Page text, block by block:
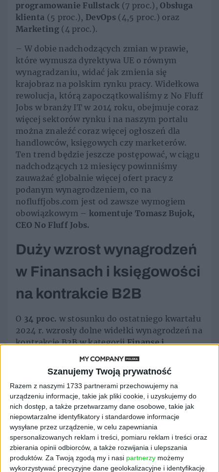
Szanujemy Twoją prywatność
Razem z naszymi 1733 partnerami przechowujemy na
urządzeniu informacje, takie jak pliki cookie, i uzyskujemy do
nich dostęp, a także przetwarzamy dane osobowe, takie jak
niepowtarzalne identyfikatory i standardowe informacje
wysyłane przez urządzenie, w celu zapewniania
spersonalizowanych reklam i treści, pomiaru reklam i treści oraz
zbierania opinii odbiorców, a także rozwijania i ulepszania
produktów. Za Twoją zgodą my i nasi partnerzy możemy
wykorzystywać precyzyjne dane geolokalizacyjne i identyfikację
programowanie Fullstack (7 proc.),Obsługa
klienta (5 proc.), DevOps (4,5 proc.) oraz
Marketing (4 proc.).
– W dobie nadchodzących zmian w prawie,
które wymusza dyrektywa UE o równym
wynagradzaniu, widać jak zmienia się
krajobraz na polskim rynku pracy. Widełkowa
rewolucja, którą zapoczątkowaliśmy z No Fluff
Jobs w branży IT w 2014 roku, obejmuje coraz
więcej sektorów rynku i na naszym portalu
można znaleźć coraz więcej ogłoszeń dla
handlowców, księgowych czy marketerów.
Ten trend będzie jeszcze postępować, w ciągu
nadchodzących 12 miesięcy powinniśmy
zauważać globalnie więcej ofert pracy z
podanym wynagrodzeniem, co na
nofluffjobs.com jest od zawsze wymogiem
obowiązkowym – komentuje Tomasz Bujok,
CEO No Fluff Jobs.
Duży wzrost wynagrodzeń
w Finansach i księgowości
na kontrakcie B2B
O 34 proc. w stosunku do ostatniego kwartału
2024 r. wzrosły dolne widełki wynagrodzeń na
kontrakcie B2B w kategoriiFinanse i
. W górnych widełkach
wynagrodzeń na kontrakcie B2B w tej
kategorii odnotowano wzrost o 8 proc.
Natomiast w przypadku zatrudnienia na
podstawie umowy o pracę wynagrodzenia
wyraźnie spadły – o 11 proc. w dolnych
widełkach i 8 proc. w górnych widełkach.
Zmiany widać również w górnych widełkach
wynagrodzeń na umowie o pracę w
kategoriachObsługa klienta(wzrost o 19